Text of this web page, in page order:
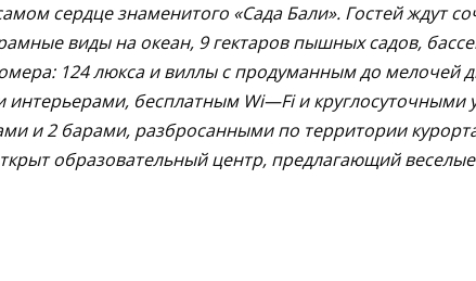
сердце знаменитого «Сада Бали». Гостей ждут
виды на океан, 9 гектаров пышных садов,
124 люкса и виллы с продуманным до мелочей
интерьерами, бесплатным Wi—Fiи круглосуточными
и 2 барами, разбросанными по территории
образовательный центр, предлагающий